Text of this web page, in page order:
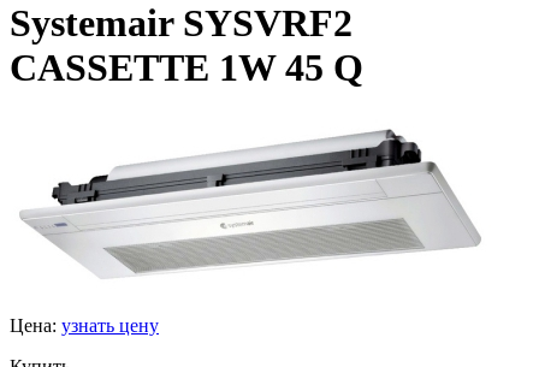
Systemair SYSVRF2
CASSETTE 1W 45 Q
Цена: узнать цену